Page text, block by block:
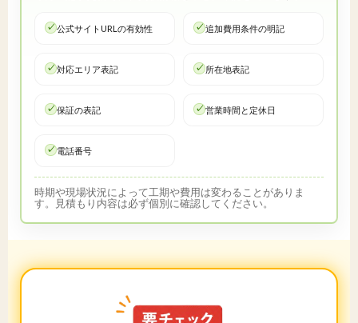
公式サイトURLの有効性 追加費用条件の明記
対応エリア表記 所在地表記
保証の表記 営業時間と定休日
電話番号
時期や現場状況によって工期や費用は変わることがありま
す。見積もり内容は必ず個別に確認してください。